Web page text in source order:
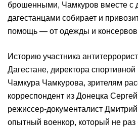
брошенными, Чамкуров вместе с
дагестанцами собирает и
помощь — от одежды и
Историю участника
Дагестане, директора
Чамкура Чамкурова, зрителям
корреспондент из Донецка
режиссер-документалист
опытный военкор, который не